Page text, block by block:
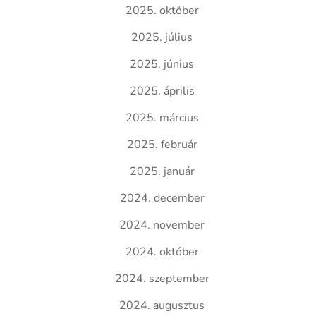
2025. október
2025. július
2025. június
2025. április
2025. március
2025. február
2025. január
2024. december
2024. november
2024. október
2024. szeptember
2024. augusztus